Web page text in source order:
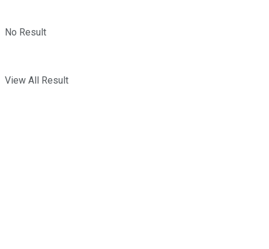
No Result
View All Result